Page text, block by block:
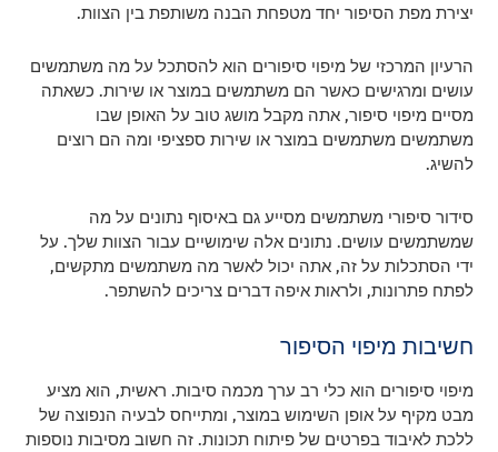
יצירת מפת הסיפור יחד מטפחת הבנה משותפת בין הצוות.
הרעיון המרכזי של מיפוי סיפורים הוא להסתכל על מה משתמשים
עושים ומרגישים כאשר הם משתמשים במוצר או שירות. כשאתה
מסיים מיפוי סיפור, אתה מקבל מושג טוב על האופן שבו
משתמשים משתמשים במוצר או שירות ספציפי ומה הם רוצים
להשיג.
סידור סיפורי משתמשים מסייע גם באיסוף נתונים על מה
שמשתמשים עושים. נתונים אלה שימושיים עבור הצוות שלך. על
ידי הסתכלות על זה, אתה יכול לאשר מה משתמשים מתקשים,
לפתח פתרונות, ולראות איפה דברים צריכים להשתפר.
חשיבות מיפוי הסיפור
מיפוי סיפורים הוא כלי רב ערך מכמה סיבות. ראשית, הוא מציע
מבט מקיף על אופן השימוש במוצר, ומתייחס לבעיה הנפוצה של
ללכת לאיבוד בפרטים של פיתוח תכונות. זה חשוב מסיבות נוספות